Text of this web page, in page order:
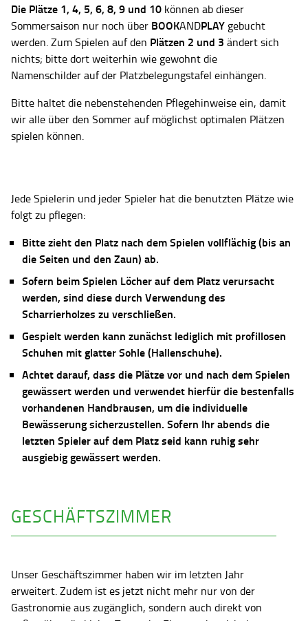
Die Plätze 1, 4, 5, 6, 8, 9 und 10 können ab dieser
Sommersaison nur noch über BOOKANDPLAY gebucht
werden. Zum Spielen auf den Plätzen 2 und 3 ändert sich
nichts; bitte dort weiterhin wie gewohnt die
Namenschilder auf der Platzbelegungstafel einhängen.
Bitte haltet die nebenstehenden Pflegehinweise ein, damit
wir alle über den Sommer auf möglichst optimalen Plätzen
spielen können.
Jede Spielerin und jeder Spieler hat die benutzten Plätze wie
folgt zu pflegen:
Bitte zieht den Platz nach dem Spielen vollflächig (bis an
die Seiten und den Zaun) ab.
Sofern beim Spielen Löcher auf dem Platz verursacht
werden, sind diese durch Verwendung des
Scharrierholzes zu verschließen.
Gespielt werden kann zunächst lediglich mit profillosen
Schuhen mit glatter Sohle (Hallenschuhe).
Achtet darauf, dass die Plätze vor und nach dem Spielen
gewässert werden und verwendet hierfür die bestenfalls
vorhandenen Handbrausen, um die individuelle
Bewässerung sicherzustellen. Sofern Ihr abends die
letzten Spieler auf dem Platz seid kann ruhig sehr
ausgiebig gewässert werden.
GESCHÄFTSZIMMER
Unser Geschäftszimmer haben wir im letzten Jahr
erweitert. Zudem ist es jetzt nicht mehr nur von der
Gastronomie aus zugänglich, sondern auch direkt von